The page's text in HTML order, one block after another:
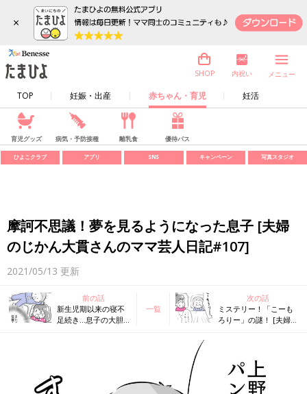
×
TOP 妊娠・出産 赤ちゃん・育児 妊活
SHOP 内祝い メニュー
育児グッズ 病気・予防接種 離乳食 優待パス
ひよこクラブ アプリ SNS キャンペーン 写真スタジオ
摩訶不思議！夢を見るようになった息子 [夫婦
のじかん大貫さんのママ芸人日記#107]
2021/05/13 更新
前の話
新生児期以来の寝不
足続き…息子の大胆
一覧
次の話
ミステリー！「こーも
ろりー」の謎！ [夫婦